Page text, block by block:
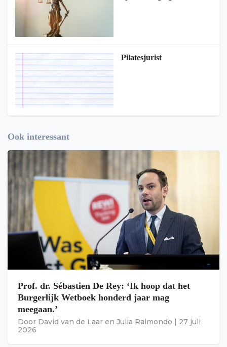
Pilatesjurist
Ook interessant
Prof. dr. Sébastien De Rey: ‘Ik hoop dat het
Burgerlijk Wetboek honderd jaar mag
meegaan.’
Door David van de Laar en Julia Raimondo | 27 juli
2026